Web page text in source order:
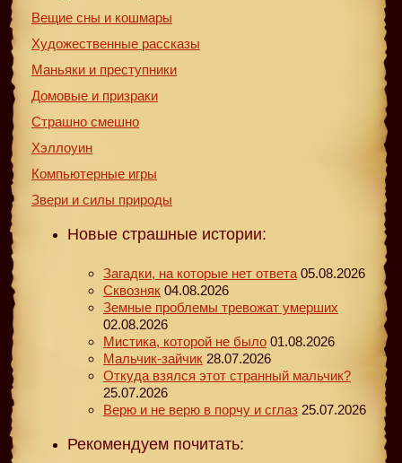
Вещие сны и кошмары
Художественные рассказы
Маньяки и преступники
Домовые и призраки
Страшно смешно
Хэллоуин
Компьютерные игры
Звери и силы природы
Новые страшные истории:
Загадки, на которые нет ответа 05.08.2026
Сквозняк 04.08.2026
Земные проблемы тревожат умерших
02.08.2026
Мистика, которой не было 01.08.2026
Мальчик-зайчик 28.07.2026
Откуда взялся этот странный мальчик?
25.07.2026
Верю и не верю в порчу и сглаз 25.07.2026
Рекомендуем почитать: